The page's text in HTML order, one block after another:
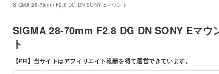
SIGMA 28-70mm F2.8 DG DN SONY Eマウント
SIGMA 28-70mm F2.8 DG DN SONY Eマウ
ト
【PR】 当サイトはアフィリエイト報酬を得て運営できています。